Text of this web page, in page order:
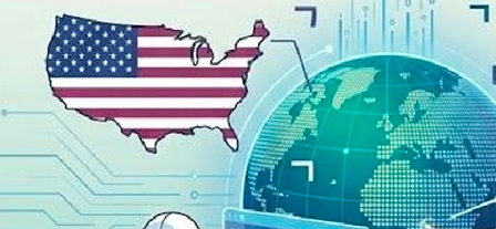
은 재외동포 교육 현안을 지속적으로 다루며 정책 제안의 장으로 자
리 잡았다. 그동안 총 15차례 발표회를 통해 다양한 지역 사례와 교
육 모델을 공유해왔으며, 이번 행사는 그 연장선에서 AI 기반 교육
전환이라는 새로운 과제를 본격적으로 다룬다. 행사는 크게 네 개 세
션으로 진행된다. 먼저 1부에서는 고문단 위촉과 함께 축사 및 격려
사가 이어진다. 고...